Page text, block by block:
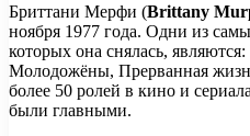
Бриттани Мерфи (Brittany
ноября 1977 года. Одни из
которых она снялась,
Молодожёны, Прерванная
более 50 ролей в кино и
были главными.